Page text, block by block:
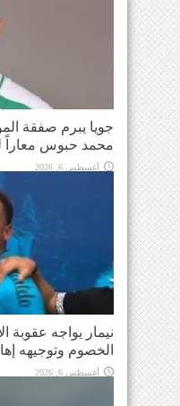
جويا يبرم صفقة
محمد حبوس معاراً
أغسطس 6, 2026
نيمار يواجه عقوبة
الخصوم وتوجيهه
أغسطس 6, 2026